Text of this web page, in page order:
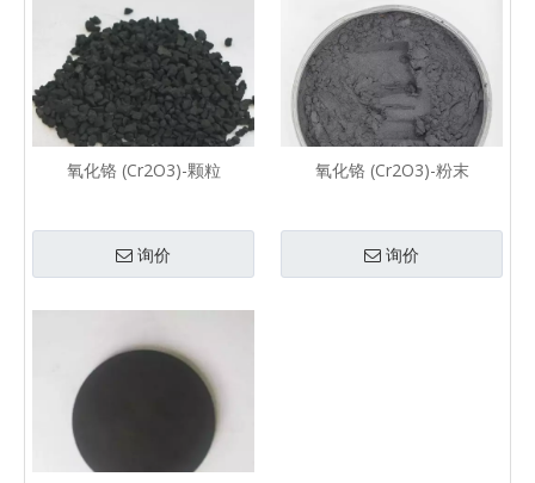
氧化铬 (Cr2O3)-颗粒
询价
氧化铬 (Cr2O3)-粉末
询价